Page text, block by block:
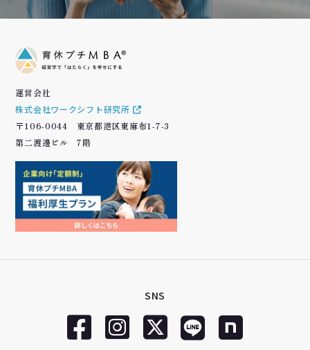
運営会社
株式会社ワークシフト研究所
〒106-0044 東京都港区東麻布1-7-3
第二渡邊ビル 7階
SNS